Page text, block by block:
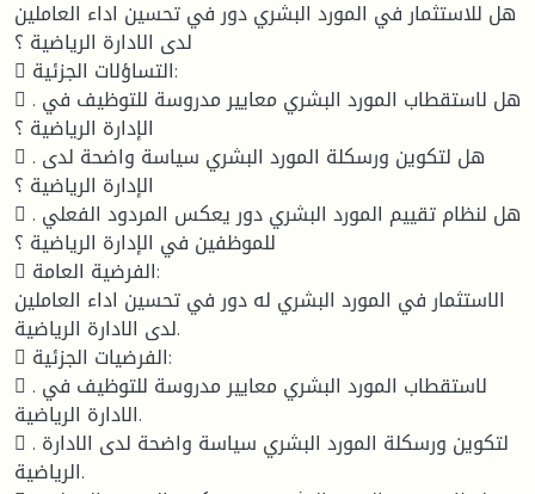
هل للاستثمار في المورد البشري دور في تحسين اداء العاملين
لدى الادارة الرياضية ؟
 التساؤلات الجزئية:
 . هل لاستقطاب المورد البشري معايير مدروسة للتوظيف في
الإدارة الرياضية ؟
 . هل لتكوين ورسكلة المورد البشري سياسة واضحة لدى
الإدارة الرياضية ؟
 . هل لنظام تقييم المورد البشري دور يعكس المردود الفعلي
للموظفين في الإدارة الرياضية ؟
 الفرضية العامة:
الاستثمار في المورد البشري له دور في تحسين اداء العاملين
لدى الادارة الرياضية.
 الفرضيات الجزئية:
 . لاستقطاب المورد البشري معايير مدروسة للتوظيف في
الادارة الرياضية.
 . لتكوين ورسكلة المورد البشري سياسة واضحة لدى الادارة
الرياضية.